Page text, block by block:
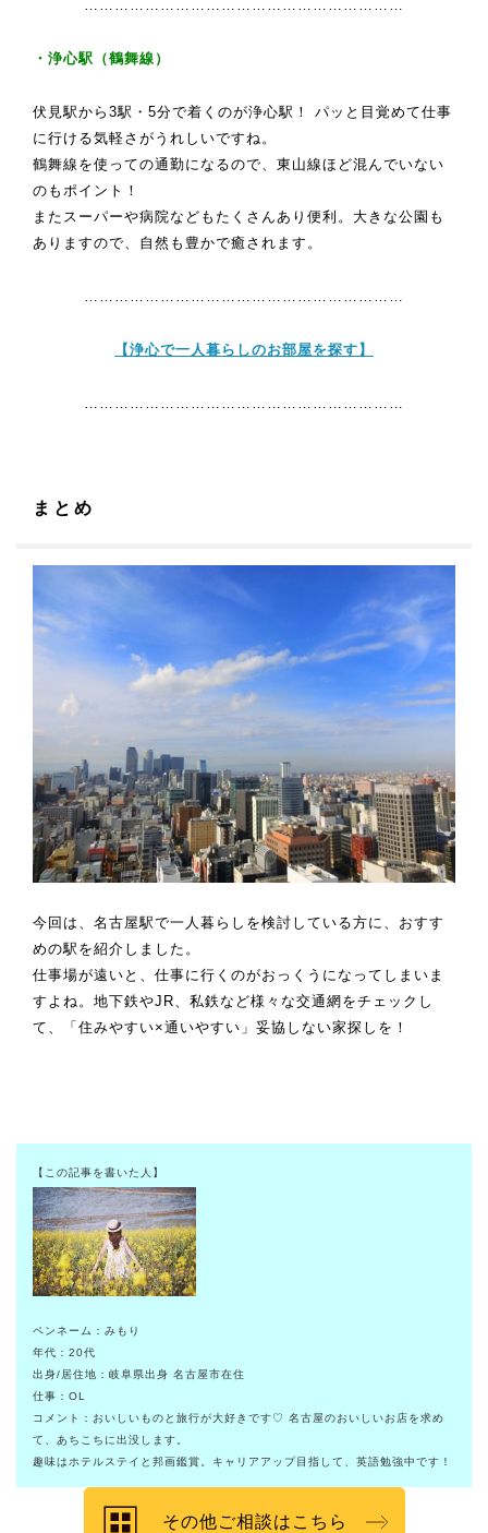
………………………………………………………
・浄心駅（鶴舞線）
伏見駅から3駅・5分で着くのが浄心駅！ パッと目覚めて仕事
に行ける気軽さがうれしいですね。
鶴舞線を使っての通勤になるので、東山線ほど混んでいない
のもポイント！
またスーパーや病院などもたくさんあり便利。大きな公園も
ありますので、自然も豊かで癒されます。
………………………………………………………
【浄心で一人暮らしのお部屋を探す】
………………………………………………………
まとめ
今回は、名古屋駅で一人暮らしを検討している方に、おすす
めの駅を紹介しました。
仕事場が遠いと、仕事に行くのがおっくうになってしまいま
すよね。地下鉄やJR、私鉄など様々な交通網をチェックし
て、「住みやすい×通いやすい」妥協しない家探しを！
【この記事を書いた人】
ペンネーム：みもり
年代：20代
出身/居住地：岐阜県出身 名古屋市在住
仕事：OL
コメント：おいしいものと旅行が大好きです♡ 名古屋のおいしいお店を求め
て、あちこちに出没します。
趣味はホテルステイと邦画鑑賞。キャリアアップ目指して、英語勉強中です！
その他ご相談はこちら